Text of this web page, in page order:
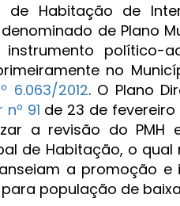
de Habitação de
de Plano
político-
no
6.063/2012. O Plano
91 de 23 de fevereiro
a revisão do PMH
de Habitação, o
a promoção e
população de